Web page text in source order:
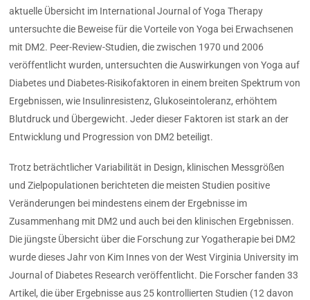
aktuelle Übersicht im International Journal of Yoga Therapy
untersuchte die Beweise für die Vorteile von Yoga bei Erwachsenen
mit DM2. Peer-Review-Studien, die zwischen 1970 und 2006
veröffentlicht wurden, untersuchten die Auswirkungen von Yoga auf
Diabetes und Diabetes-Risikofaktoren in einem breiten Spektrum von
Ergebnissen, wie Insulinresistenz, Glukoseintoleranz, erhöhtem
Blutdruck und Übergewicht. Jeder dieser Faktoren ist stark an der
Entwicklung und Progression von DM2 beteiligt.
Trotz beträchtlicher Variabilität in Design, klinischen Messgrößen
und Zielpopulationen berichteten die meisten Studien positive
Veränderungen bei mindestens einem der Ergebnisse im
Zusammenhang mit DM2 und auch bei den klinischen Ergebnissen.
Die jüngste Übersicht über die Forschung zur Yogatherapie bei DM2
wurde dieses Jahr von Kim Innes von der West Virginia University im
Journal of Diabetes Research veröffentlicht. Die Forscher fanden 33
Artikel, die über Ergebnisse aus 25 kontrollierten Studien (12 davon